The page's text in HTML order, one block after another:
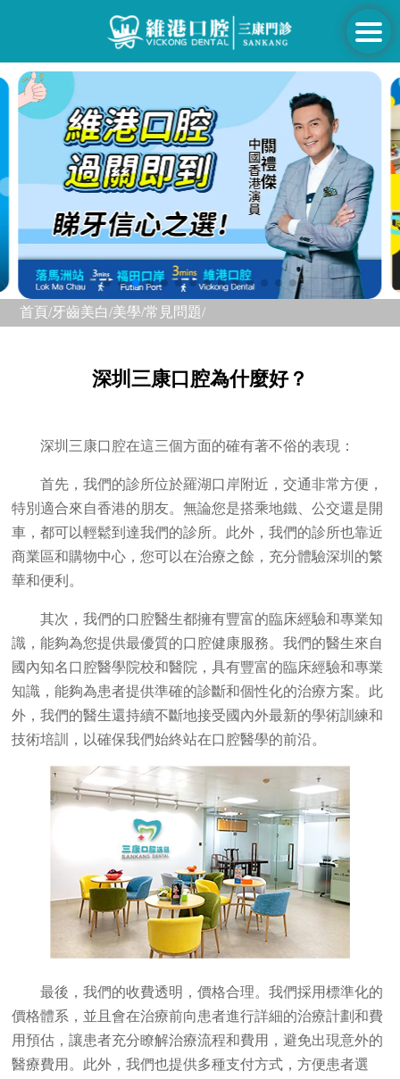
首頁/牙齒美白/美學/常見問題/
深圳三康口腔為什麼好？
深圳三康口腔在這三個方面的確有著不俗的表現：
首先，我們的診所位於羅湖口岸附近，交通非常方便，
特別適合來自香港的朋友。無論您是搭乘地鐵、公交還是開
車，都可以輕鬆到達我們的診所。此外，我們的診所也靠近
商業區和購物中心，您可以在治療之餘，充分體驗深圳的繁
華和便利。
其次，我們的口腔醫生都擁有豐富的臨床經驗和專業知
識，能夠為您提供最優質的口腔健康服務。我們的醫生來自
國內知名口腔醫學院校和醫院，具有豐富的臨床經驗和專業
知識，能夠為患者提供準確的診斷和個性化的治療方案。此
外，我們的醫生還持續不斷地接受國內外最新的學術訓練和
技術培訓，以確保我們始終站在口腔醫學的前沿。
最後，我們的收費透明，價格合理。我們採用標準化的
價格體系，並且會在治療前向患者進行詳細的治療計劃和費
用預估，讓患者充分瞭解治療流程和費用，避免出現意外的
醫療費用。此外，我們也提供多種支付方式，方便患者選